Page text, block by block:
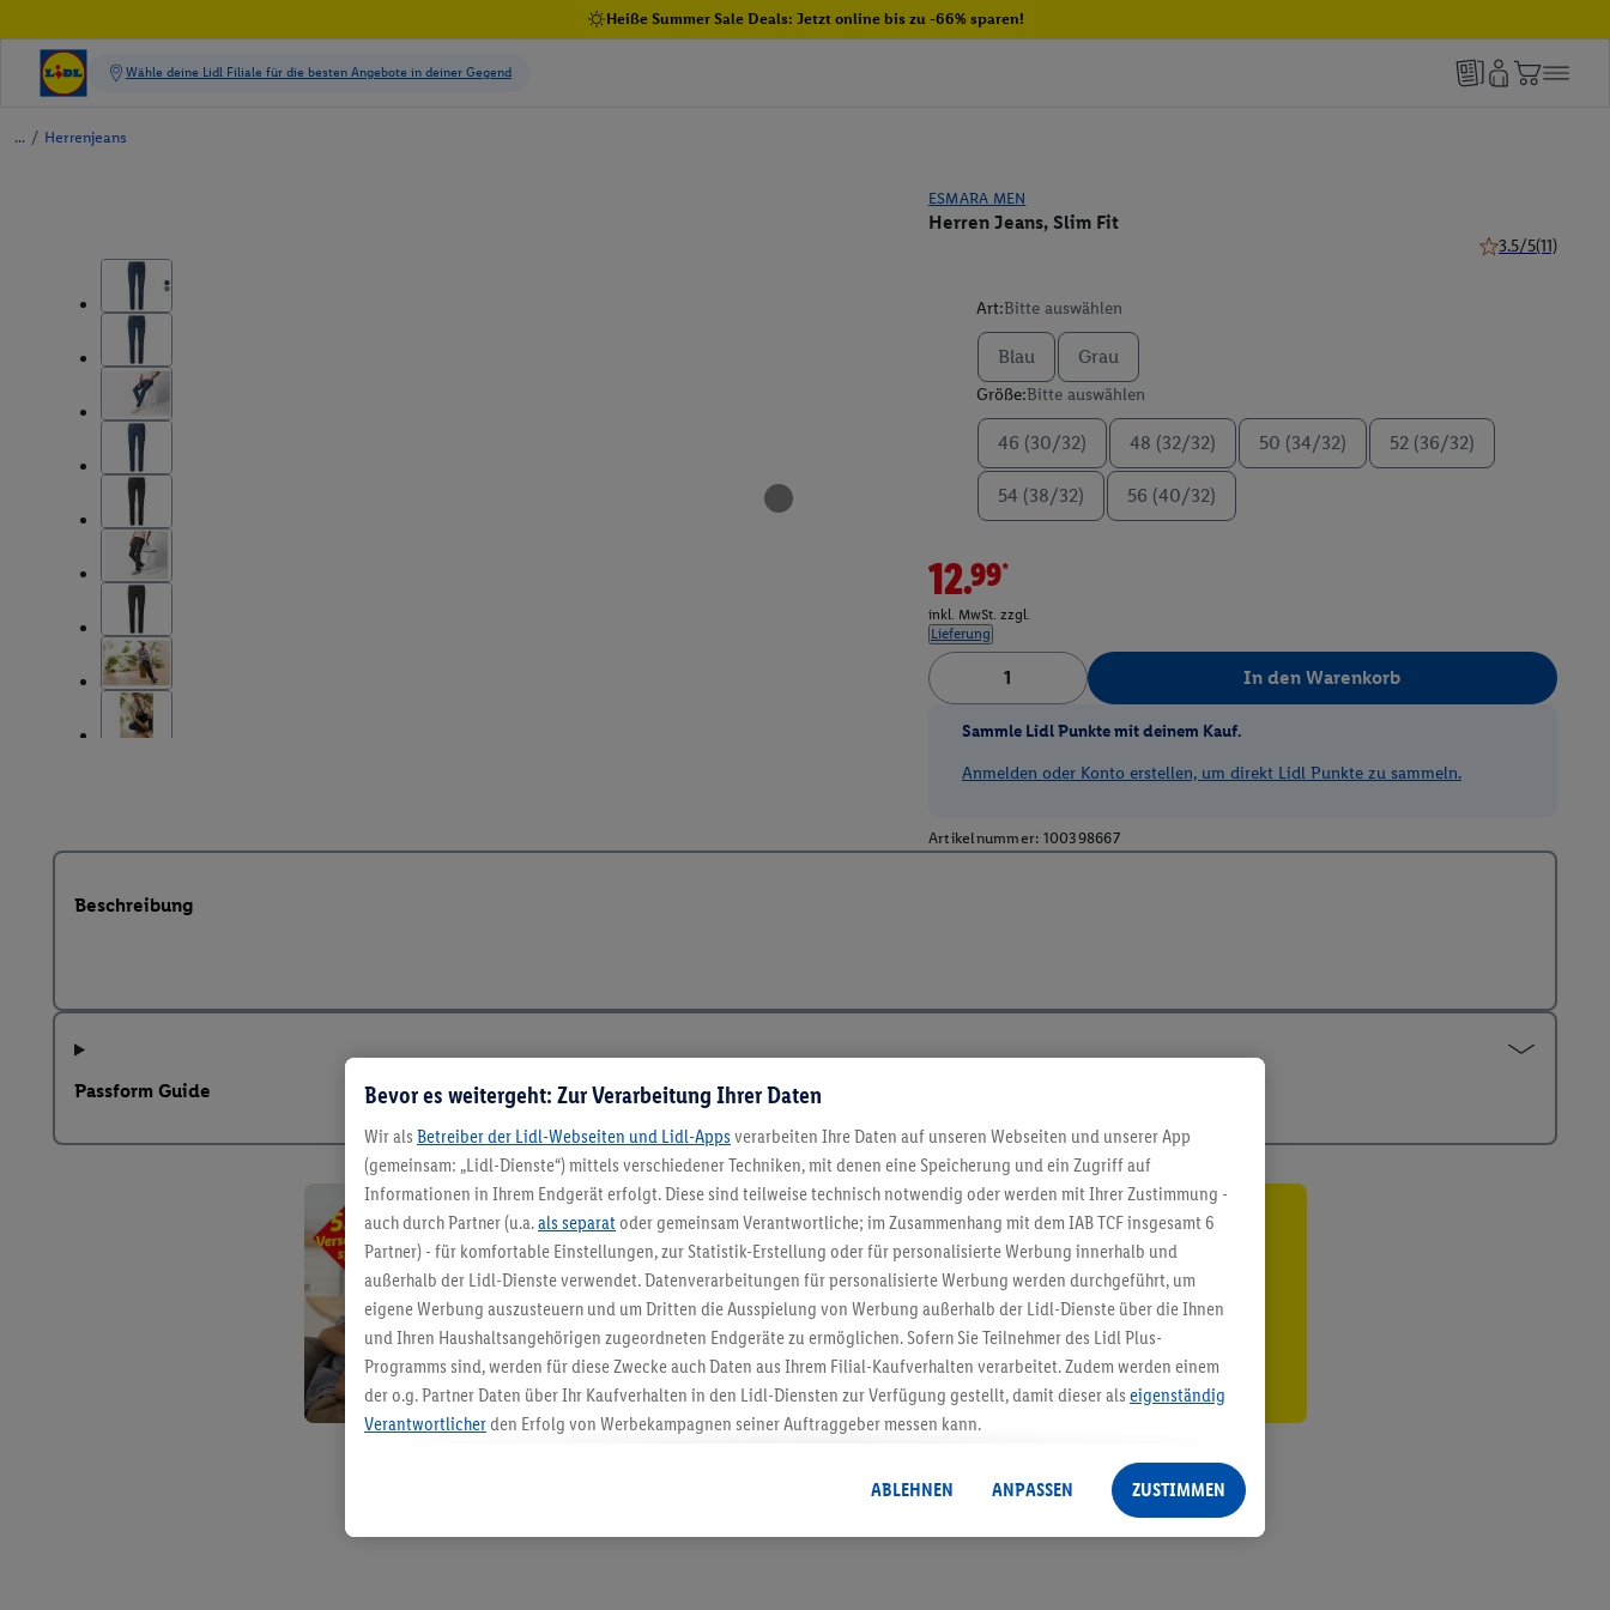
Heiße Summer Sale Deals: Jetzt online bis zu -66% sparen!
/ Herrenjeans
ESMARA MEN
Herren Jeans, Slim Fit
3.5/5(11)
Art:Bitte auswählen
Blau Grau
Größe:Bitte auswählen
46 (30/32) 48 (32/32) 50 (34/32) 52 (36/32)
54 (38/32) 56 (40/32)
12.99*
inkl. MwSt. zzgl.
Lieferung
In den Warenkorb
Sammle Lidl Punkte mit deinem Kauf.
Anmelden oder Konto erstellen, um direkt Lidl Punkte zu sammeln.
Artikelnummer: 100398667
Beschreibung
Passform Guide
5.95 € Versand sparen³²ᵃ
Jetzt zum Newsletter anmelden
Gutschein sichern!
Bevor es weitergeht: Zur Verarbeitung Ihrer Daten
Wir als Betreiber der Lidl-Webseiten und Lidl-Apps verarbeiten Ihre Daten auf unseren Webseiten und unserer App
(gemeinsam: „Lidl-Dienste“) mittels verschiedener Techniken, mit denen eine Speicherung und ein Zugriff auf
Informationen in Ihrem Endgerät erfolgt. Diese sind teilweise technisch notwendig oder werden mit Ihrer Zustimmung -
auch durch Partner (u.a.als separat oder gemeinsam Verantwortliche; im Zusammenhang mit dem IAB TCF insgesamt 6
Partner) - für komfortable Einstellungen, zur Statistik-Erstellung oder für personalisierte Werbung innerhalb und
außerhalb der Lidl-Dienste verwendet. Datenverarbeitungen für personalisierte Werbung werden durchgeführt, um
eigene Werbung auszusteuern und um Dritten die Ausspielung von Werbung außerhalb der Lidl-Dienste über die Ihnen
und Ihren Haushaltsangehörigen zugeordneten Endgeräte zu ermöglichen. Sofern Sie Teilnehmer des Lidl Plus-
Programms sind, werden für diese Zwecke auch Daten aus Ihrem Filial-Kaufverhalten verarbeitet. Zudem werden einem
der o.g. Partner Daten über Ihr Kaufverhalten in den Lidl-Diensten zur Verfügung gestellt, damit dieser als eigenständig
Verantwortlicherden Erfolg von Werbekampagnen seiner Auftraggeber messen kann.
angereicherten Profilen. Dies umfasst die Zusammenführung von Daten (z.B. über Ihre Nutzung der Lidl-Dienste, Ihr
Kaufverhalten in den Lidl-Diensten, Informationen aus Ihrem Kundenkonto - z.B. Alter oder Geschlecht - sowie Ihre
genauen Standortdaten) auch über verschiedene Endgeräte und Lidl-Dienste hinweg einschließlich dem Speichern von
ABLEHNEN ANPASSEN ZUSTIMMEN